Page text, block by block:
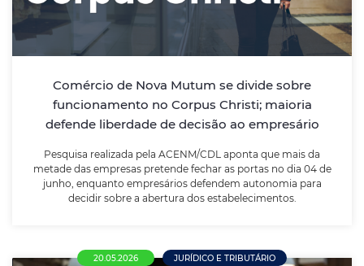
Comércio de Nova Mutum se divide sobre
funcionamento no Corpus Christi; maioria
defende liberdade de decisão ao empresário
Pesquisa realizada pela ACENM/CDL aponta que mais da
metade das empresas pretende fechar as portas no dia 04 de
junho, enquanto empresários defendem autonomia para
decidir sobre a abertura dos estabelecimentos.
Pesquisa realizada pela ACENM/CDL aponta que mais
autonomia para decidir sobre a abertura dos
estabelecimentos.
LEIA MAIS
20.05.2026 JURÍDICO E TRIBUTÁRIO